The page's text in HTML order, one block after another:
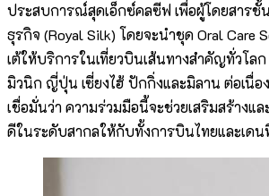
ประสบการณ์สุดเอ็กซ์คลซีฟ เพื่อผู้โดยสารชั้
ธุรกิจ (Royal Silk) โดยจะนำชุด Oral Care
เต้ให้บริการในเที่ยวบินเส้นทางสำคัญทั่วโล
มิวนิก ญี่ปุ่น เซี่ยงไฮ้ ปักกิ่งและมิลาน ต่อเนื่อง
เชื่อมั่นว่า ความร่วมมือนี้จะช่วยเสริมสร้าง
ดีในระดับสากลให้กับทั้งการบินไทยและเดน